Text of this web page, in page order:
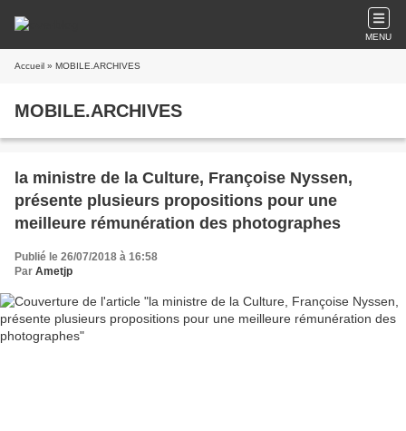
MENU
Accueil » MOBILE.ARCHIVES
MOBILE.ARCHIVES
la ministre de la Culture, Françoise Nyssen,
présente plusieurs propositions pour une
meilleure rémunération des photographes
Publié le 26/07/2018 à 16:58
Par Ametjp